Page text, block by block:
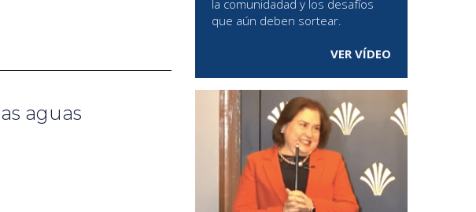
aguas
la comunidadad y los desafíos
que aún deben sortear.
VER VÍDEO